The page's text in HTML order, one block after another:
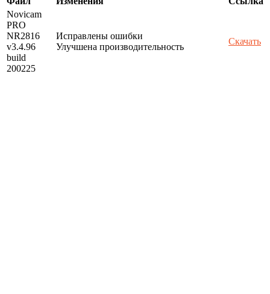
Novicam
PRO
NR2816
v3.4.96
build
200225
Исправлены ошибки
Улучшена производительность
Скачать